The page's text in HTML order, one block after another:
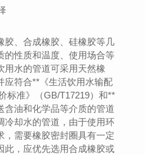
胶、合成橡胶、硅橡胶等几
的性质和温度、使用场合等
用水的管道可采用天然橡
应符合**《生活饮用水输配
标准》（GB/T17219）和**
含油和化学品等介质的管道
冷却水的管道，由于使用环
，需要橡胶密封圈具有一定
此，应优先选用合成橡胶或